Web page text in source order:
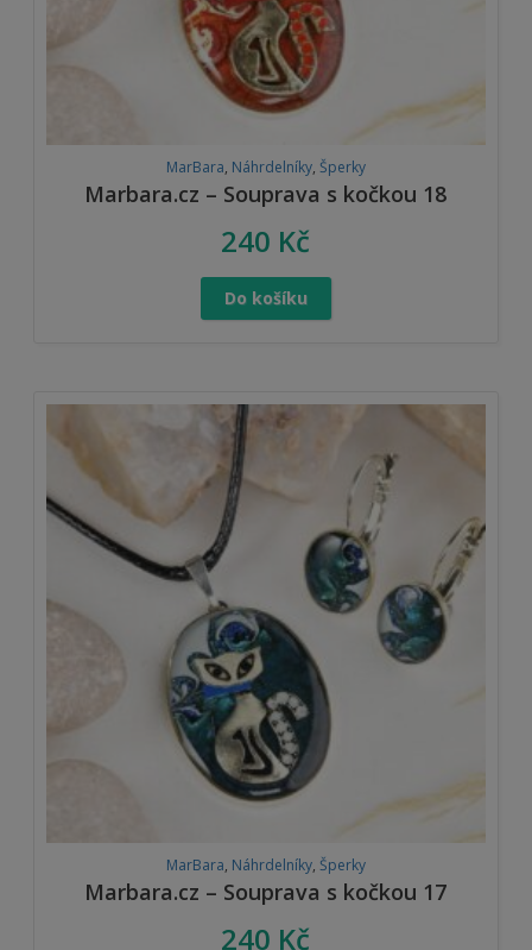
MarBara, Náhrdelníky, Šperky
Marbara.cz – Souprava s kočkou 18
240 Kč
Do košíku
MarBara, Náhrdelníky, Šperky
Marbara.cz – Souprava s kočkou 17
240 Kč